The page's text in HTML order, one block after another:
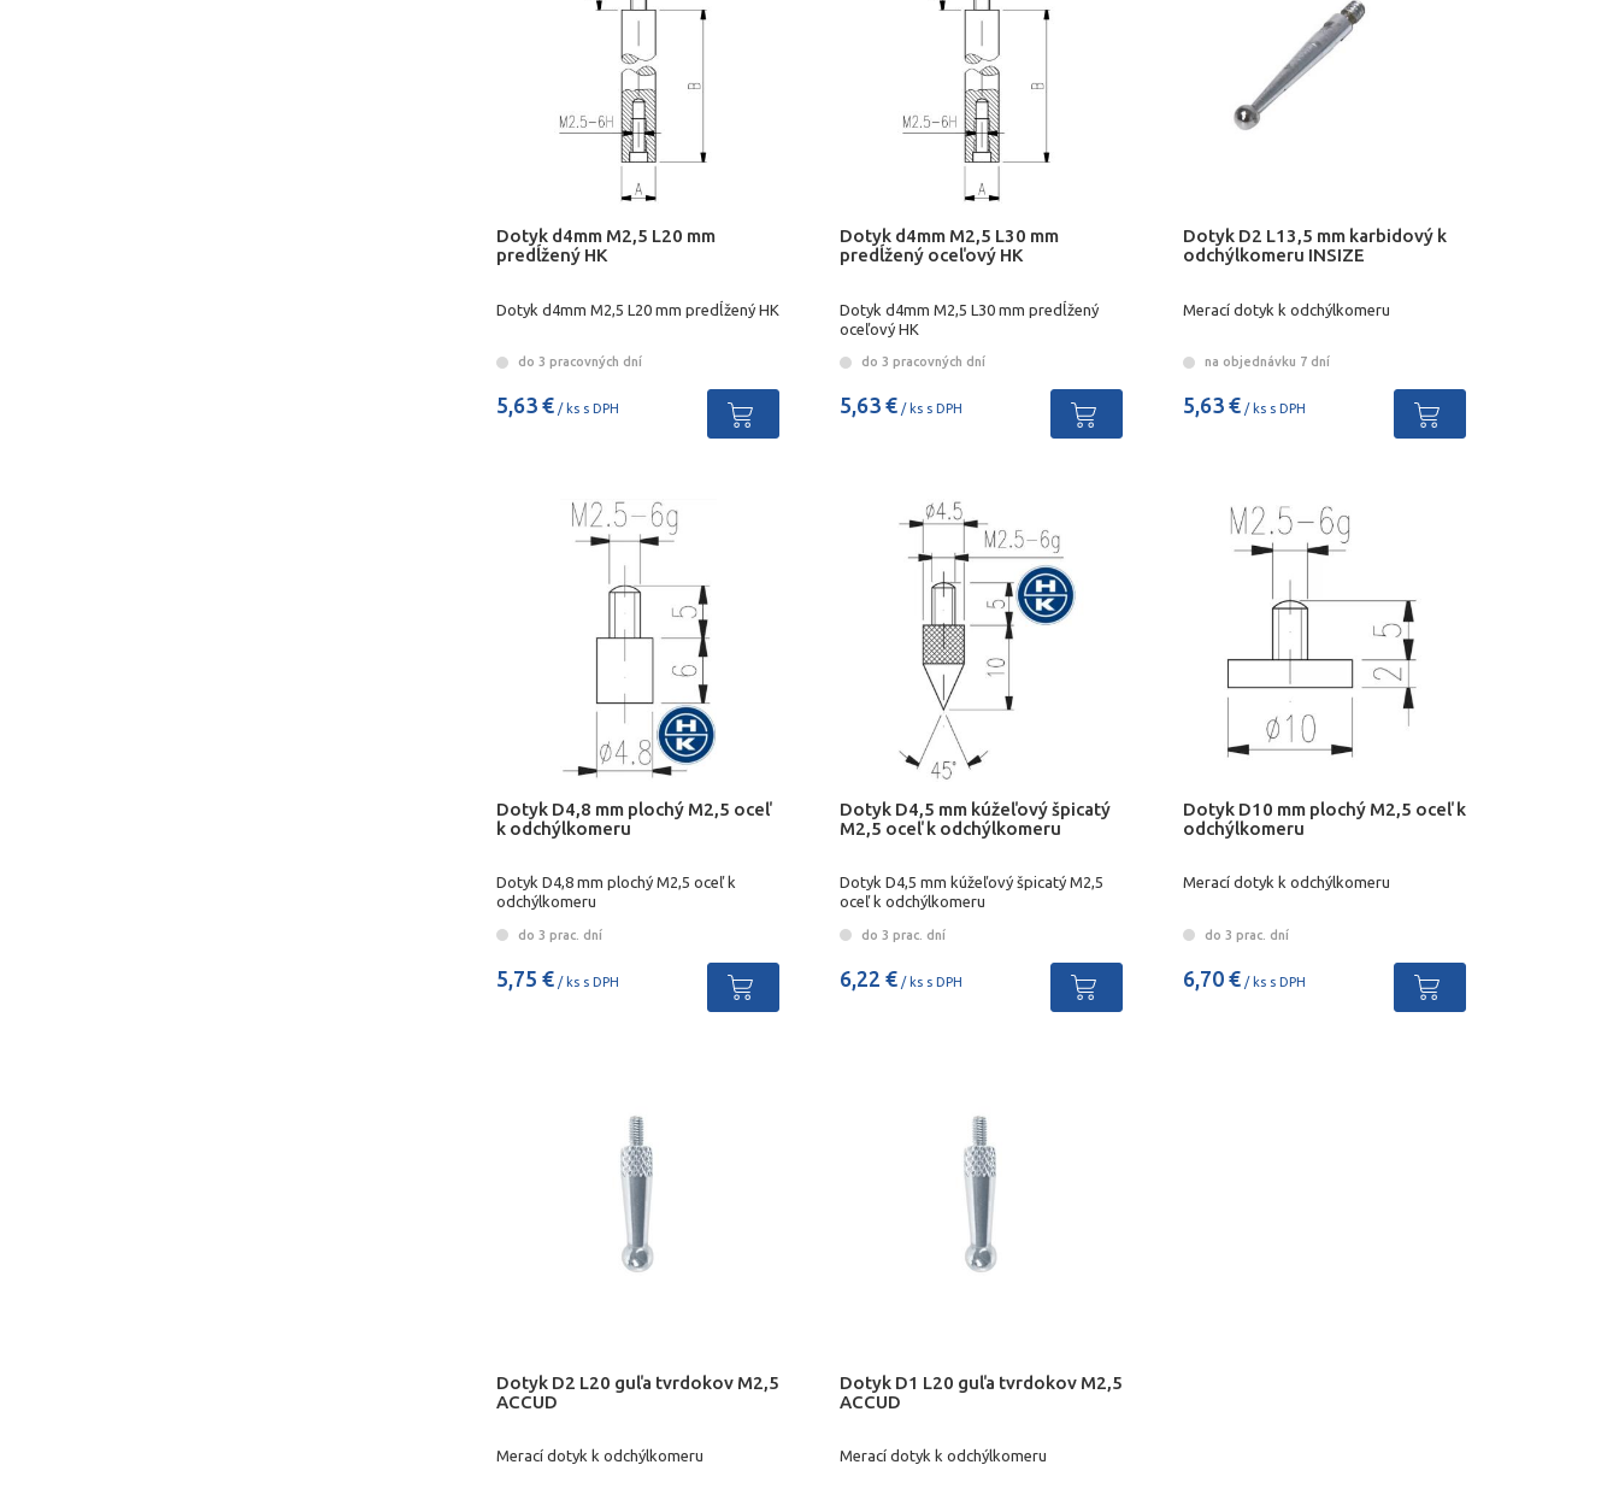
Dotyk d4mm M2,5 L20 mm
predĺžený HK
Dotyk d4mm M2,5 L20 mm predĺžený HK
do 3 pracovných dní
5,63 € / ks s DPH
Dotyk d4mm M2,5 L30 mm
predĺžený oceľový HK
Dotyk d4mm M2,5 L30 mm predĺžený
oceľový HK
do 3 pracovných dní
5,63 €/ ks s DPH
Dotyk D2 L13,5 mm karbidový k
odchýlkomeru INSIZE
Merací dotyk k odchýlkomeru
na objednávku 7 dní
5,63 €/ ks s DPH
Dotyk D4,8 mm plochý M2,5 oceľ
k odchýlkomeru
Dotyk D4,8 mm plochý M2,5 oceľ k
odchýlkomeru
do 3 prac. dní
5,75 € / ks s DPH
Dotyk D4,5 mm kúžeľový špicatý
M2,5 oceľ k odchýlkomeru
Dotyk D4,5 mm kúžeľový špicatý M2,5
oceľ k odchýlkomeru
do 3 prac. dní
6,22 €/ ks s DPH
Dotyk D10 mm plochý M2,5 oceľ k
odchýlkomeru
Merací dotyk k odchýlkomeru
do 3 prac. dní
6,70 €/ ks s DPH
Dotyk D2 L20 guľa tvrdokov M2,5
ACCUD
Merací dotyk k odchýlkomeru
Dotyk D1 L20 guľa tvrdokov M2,5
ACCUD
Merací dotyk k odchýlkomeru